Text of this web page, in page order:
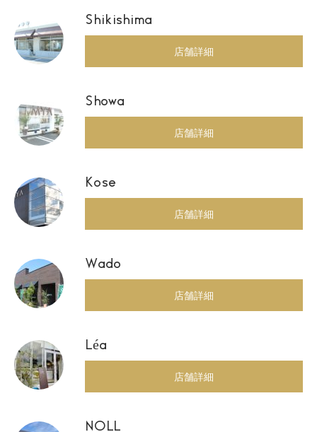
Shikishima
店舗詳細
Showa
店舗詳細
Kose
店舗詳細
Wado
店舗詳細
Léa
店舗詳細
NOLL